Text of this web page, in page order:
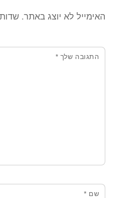
האימייל לא יוצג באתר.
התגובה שלך *
שם *